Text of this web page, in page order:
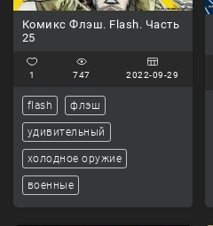
Комикс Флэш. Flash. Часть
25
1 747 2022-09-29
flash флэш
удивительный
холодное оружие
военные